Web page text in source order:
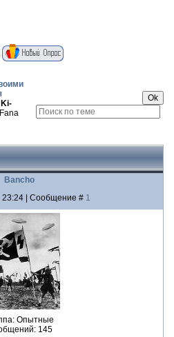
Ki-
Bancho
23:24 | Сообщение # 1
Опытные
145